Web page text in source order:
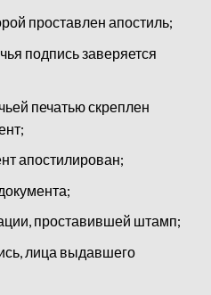
проставлен апостиль;
подпись заверяется
печатью скреплен
апостилирован;
проставившей штамп;
лица выдавшего